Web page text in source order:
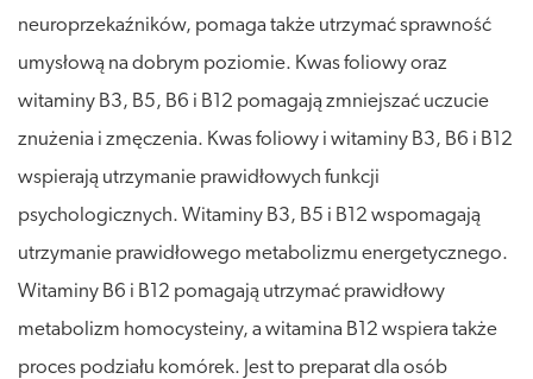
neuroprzekaźników, pomaga także utrzymać sprawność
umysłową na dobrym poziomie. Kwas foliowy oraz
witaminy B3, B5, B6 i B12 pomagają zmniejszać uczucie
znużenia i zmęczenia. Kwas foliowy i witaminy B3, B6 i B12
wspierają utrzymanie prawidłowych funkcji
psychologicznych. Witaminy B3, B5 i B12 wspomagają
utrzymanie prawidłowego metabolizmu energetycznego.
Witaminy B6 i B12 pomagają utrzymać prawidłowy
metabolizm homocysteiny, a witamina B12 wspiera także
proces podziału komórek. Jest to preparat dla osób